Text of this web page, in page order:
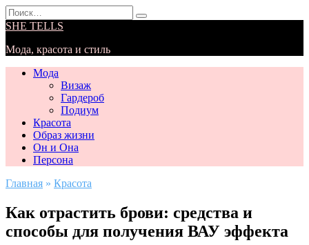
Перейти
к
Search
for:
SHE TELLS
Мода, красота и стиль
Мода
Визаж
Гардероб
Подиум
Красота
Образ жизни
Он и Она
Персона
Главная » Красота
Как отрастить брови: средства и
способы для получения ВАУ эффекта